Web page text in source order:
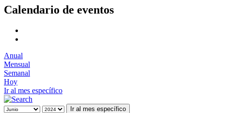
Calendario de eventos
Anual
Mensual
Semanal
Hoy
Ir al mes específico
Ir al mes específico